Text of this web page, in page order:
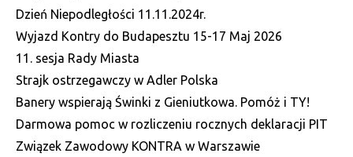
Dzień Niepodległości 11.11.2024r.
Wyjazd Kontry do Budapesztu 15-17 Maj 2026
11. sesja Rady Miasta
Strajk ostrzegawczy w Adler Polska
Banery wspierają Świnki z Gieniutkowa. Pomóż i TY!
Darmowa pomoc w rozliczeniu rocznych deklaracji PIT
Związek Zawodowy KONTRA w Warszawie